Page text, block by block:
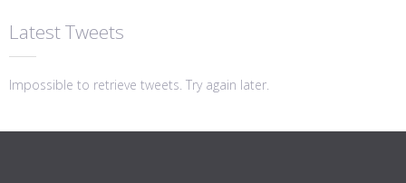
Latest Tweets
Impossible to retrieve tweets. Try again later.